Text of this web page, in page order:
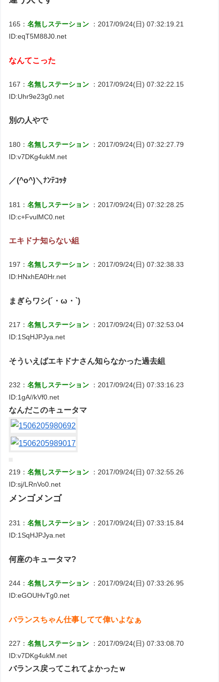
165：名無しステーション
：2017/09/24(日) 07:32:19.21
ID:eqT5M88J0.net
なんてこった
167：名無しステーション
：2017/09/24(日) 07:32:22.15
ID:Uhr9e23g0.net
別の人やで
180：名無しステーション
：2017/09/24(日) 07:32:27.79
ID:v7DKg4ukM.net
／(^o^)＼ﾅﾝﾃｺｯﾀ
181：名無しステーション
：2017/09/24(日) 07:32:28.25
ID:c+FvulMC0.net
エキドナ知らない組
197：名無しステーション
：2017/09/24(日) 07:32:38.33
ID:HNxhEA0Hr.net
まぎらワシ(´・ω・`)
217：名無しステーション
：2017/09/24(日) 07:32:53.04
ID:1SqHJPJya.net
そういえばエキドナさん知らなかった過去組
232：名無しステーション
：2017/09/24(日) 07:33:16.23
ID:1gA//kVf0.net
なんだこのキュータマ
219：名無しステーション
：2017/09/24(日) 07:32:55.26
ID:sj/LRnVo0.net
メンゴメンゴ
231：名無しステーション
：2017/09/24(日) 07:33:15.84
ID:1SqHJPJya.net
何座のキュータマ?
244：名無しステーション
：2017/09/24(日) 07:33:26.95
ID:eGOUHvTg0.net
バランスちゃん仕事してて偉いよなぁ
227：名無しステーション
：2017/09/24(日) 07:33:08.70
ID:v7DKg4ukM.net
バランス戻ってこれてよかったｗ